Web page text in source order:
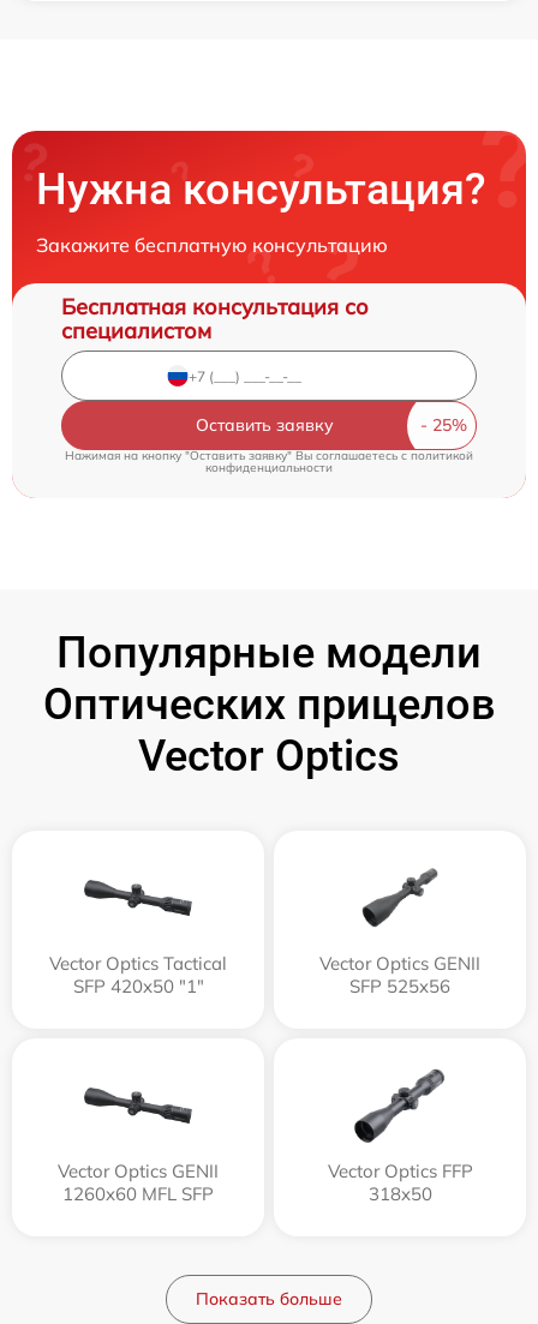
Нужна консультация?
Закажите бесплатную консультацию
Бесплатная консультация со
специалистом
Оставить заявку
Нажимая на кнопку "Оставить заявку" Вы соглашаетесь c политикой
конфиденциальности
Популярные модели
Оптических прицелов
Vector Optics
Vector Optics Tactical
SFP 420x50 "1"
Vector Optics GENII
SFP 525x56
Vector Optics GENII
1260x60 MFL SFP
Vector Optics FFP
318x50
Показать больше